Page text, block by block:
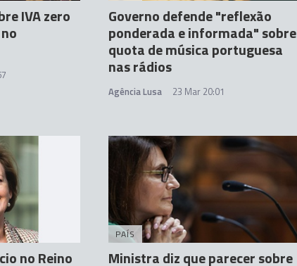
IVA zero Governo defende "reflexão
ponderada e informada" sobre
quota de música portuguesa
nas rádios
Agência Lusa 23 Mar 20:01
no Reino
PAÍS
Ministra diz que parecer sobre